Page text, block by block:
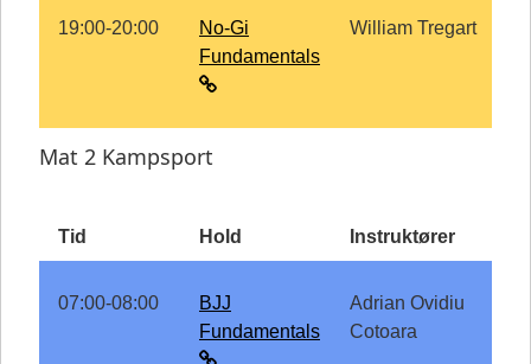
19:00-20:00
No-Gi
Fundamentals
William Tregart
Mat 2 Kampsport
Tid Hold Instruktører
07:00-08:00
BJJ
Fundamentals
Adrian Ovidiu
Cotoara